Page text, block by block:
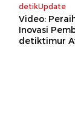
detikUpdate
Video:
Inovasi
detiktimur